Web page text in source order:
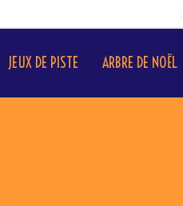
JEUX DE PISTE ARBRE DE NOËL